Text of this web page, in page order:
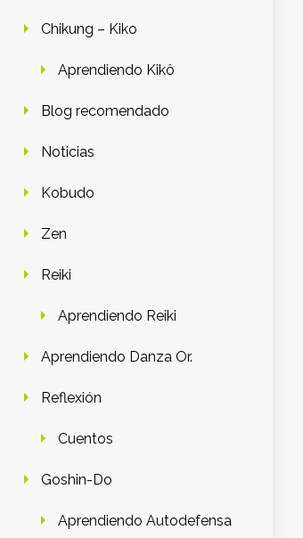
Chikung – Kiko
Aprendiendo Kikô
Blog recomendado
Noticias
Kobudo
Zen
Reiki
Aprendiendo Reiki
Aprendiendo Danza Or.
Reflexión
Cuentos
Goshin-Do
Aprendiendo Autodefensa